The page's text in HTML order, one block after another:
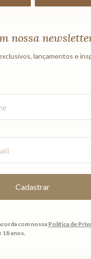
nossa
lançamentos e
com nossa Política de
18 anos.